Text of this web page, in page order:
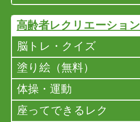
高齢者レクリエーション
脳トレ・クイズ
塗り絵（無料）
体操・運動
座ってできるレク